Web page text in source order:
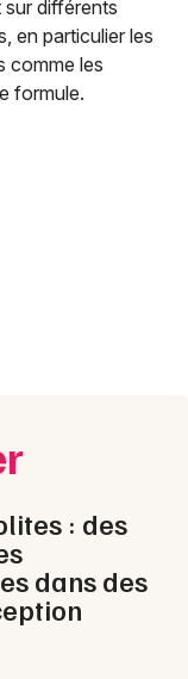
sur différents
en particulier les
comme les
formule.
: des
dans des